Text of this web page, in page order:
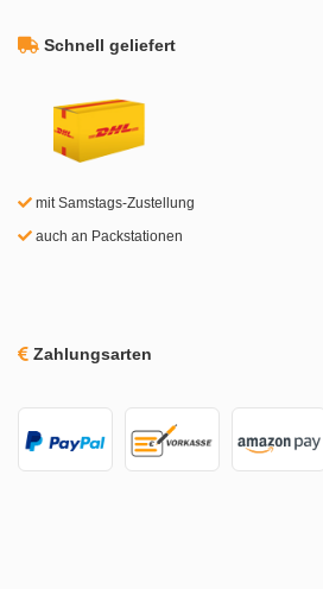
Schnell geliefert
mit Samstags-Zustellung
auch an Packstationen
Zahlungsarten